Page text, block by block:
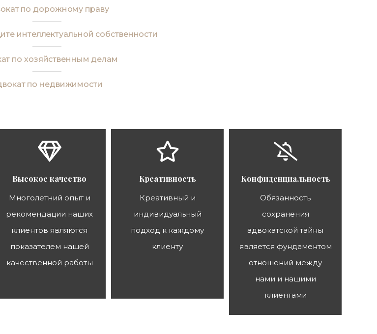
по дорожному праву
интеллектуальной собственности
по хозяйственным делам
по недвижимости
Высокое качество
Многолетний опыт и
рекомендации наших
клиентов являются
показателем нашей
качественной работы
Креативность
Креативный и
индивидуальный
подход к каждому
клиенту
Конфиденциальность
Обязанность
сохранения
адвокатской тайны
является фундаментом
отношений между
нами и нашими
клиентами